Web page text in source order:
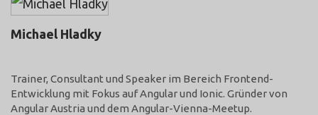
Michael Hladky
Trainer, Consultant und Speaker im Bereich Frontend-
Entwicklung mit Fokus auf Angular und Ionic. Gründer von
Angular Austria und dem Angular-Vienna-Meetup.